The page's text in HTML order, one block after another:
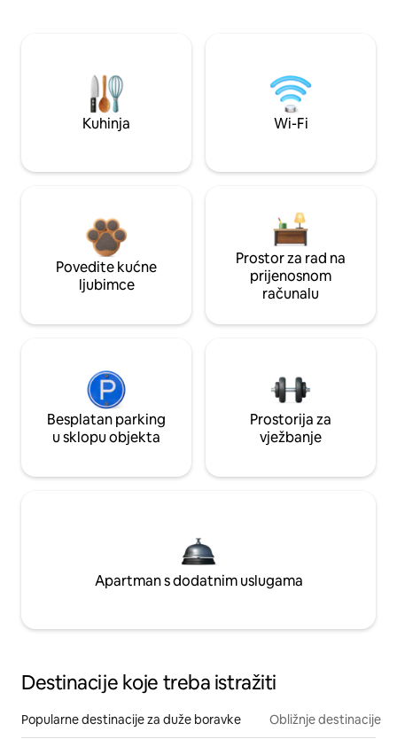
Kuhinja Wi-Fi
Povedite kućne
ljubimce
Prostor za rad na
prijenosnom
računalu
Besplatan parking
u sklopu objekta
Prostorija za
vježbanje
Apartman s dodatnim uslugama
Destinacije koje treba istražiti
Popularne destinacije za duže boravke Obližnje destinacije